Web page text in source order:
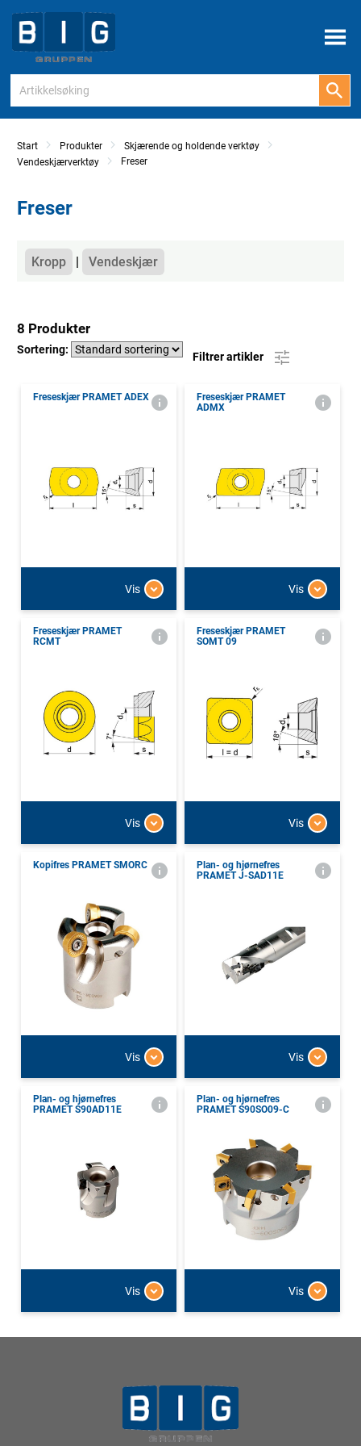
Meny
Start Produkter
Skjærende og holdende verktøy
Vendeskjærverktøy
Freser
Freser
Kategorier
Kropp Vendeskjær
8 Produkter
Sortering:
Filtrer artikler
Freseskjær PRAMET ADEX
Vis
Freseskjær PRAMET
ADMX
Vis
Freseskjær PRAMET
RCMT
Vis
Freseskjær PRAMET
SOMT 09
Vis
Kopifres PRAMET SMORC
Vis
Plan- og hjørnefres
PRAMET J-SAD11E
Vis
Plan- og hjørnefres
PRAMET S90AD11E
Vis
Plan- og hjørnefres
PRAMET S90SO09-C
Vis